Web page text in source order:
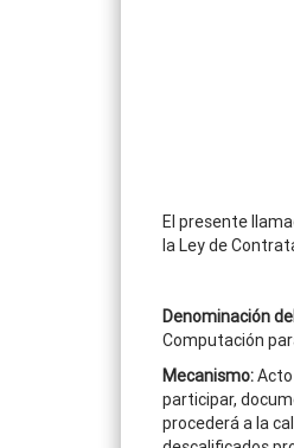
El presente
la Ley de
Denominación
Computación
Mecanismo:
participar,
procederá a la